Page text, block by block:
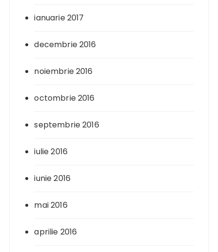
ianuarie 2017
decembrie 2016
noiembrie 2016
octombrie 2016
septembrie 2016
iulie 2016
iunie 2016
mai 2016
aprilie 2016